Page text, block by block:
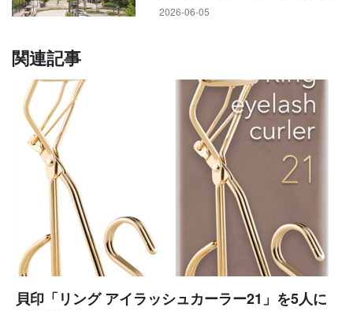
2026-06-05
関連記事
貝印「リング アイラッシュカーラー21」を5人に